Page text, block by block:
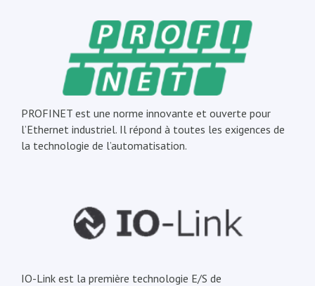
PROFINET est une norme innovante et ouverte pour
l’Ethernet industriel. Il répond à toutes les exigences de
la technologie de l’automatisation.
IO-Link est la première technologie E/S de